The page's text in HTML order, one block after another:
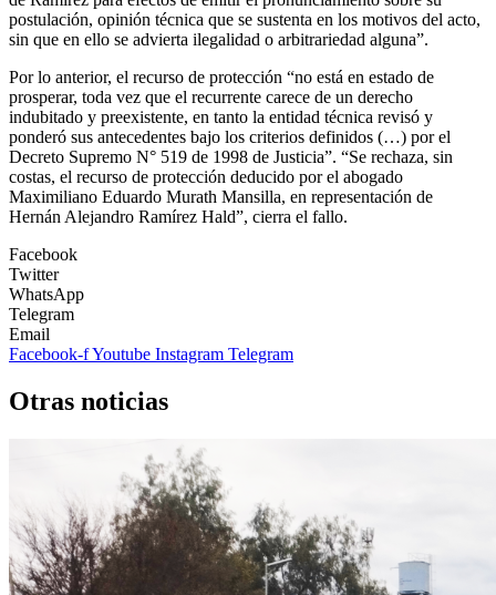
postulación, opinión técnica que se sustenta en los motivos del acto,
sin que en ello se advierta ilegalidad o arbitrariedad alguna”.
Por lo anterior, el recurso de protección “no está en estado de
prosperar, toda vez que el recurrente carece de un derecho
indubitado y preexistente, en tanto la entidad técnica revisó y
ponderó sus antecedentes bajo los criterios definidos (…) por el
Decreto Supremo N° 519 de 1998 de Justicia”. “Se rechaza, sin
costas, el recurso de protección deducido por el abogado
Maximiliano Eduardo Murath Mansilla, en representación de
Hernán Alejandro Ramírez Hald”, cierra el fallo.
Facebook
Twitter
WhatsApp
Telegram
Email
Facebook-fYoutube Instagram Telegram
Otras noticias